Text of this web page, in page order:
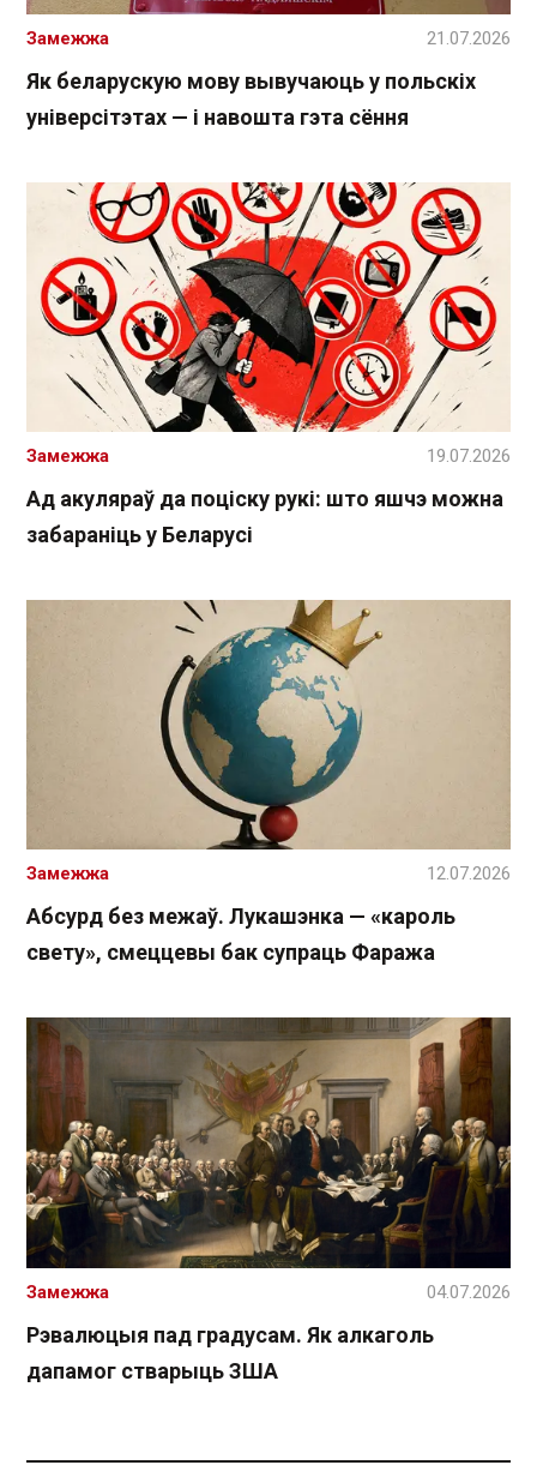
Як беларускую мову вывучаюць у польскіх
універсітэтах — і навошта гэта сёння
Замежжа 21.07.2026
Ад акуляраў да поціску рукі: што яшчэ можна
забараніць у Беларусі
Замежжа 19.07.2026
Абсурд без межаў. Лукашэнка — «кароль
свету», смеццевы бак супраць Фаража
Замежжа 12.07.2026
Рэвалюцыя пад градусам. Як алкаголь
дапамог стварыць ЗША
Замежжа 04.07.2026